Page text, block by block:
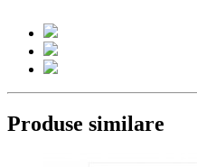
Produse similare